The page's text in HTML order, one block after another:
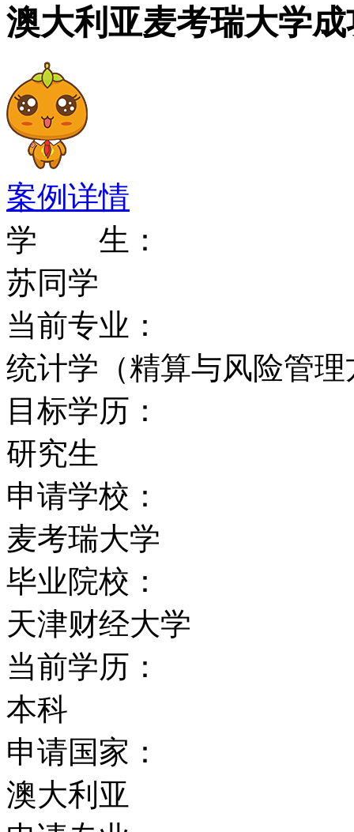
列第八。同时，它还被
顶尖的40大商学院之一
享有盛誉，被亚洲发展
据《经济学家》情报中
的排名中，麦考瑞大学
澳地区第一，全球排名
雇主行业分散性两荐指
展及教育经验两荐指标
2000年，麦考瑞大学的
评为2000年亚太排名第
里，其毕业生拿到全澳
出路调查结果表明，麦
无论在受雇，起薪及雇
2004年， 麦考瑞大学被
为世界前100名大学，
位。
2006年，麦考瑞大学获
洲最高级别大学”。
澳大利亚麦考瑞大学
案例详情
学 生：
苏同学
当前专业：
统计学（精算与风险管理
目标学历：
研究生
申请学校：
麦考瑞大学
毕业院校：
天津财经大学
当前学历：
本科
申请国家：
澳大利亚